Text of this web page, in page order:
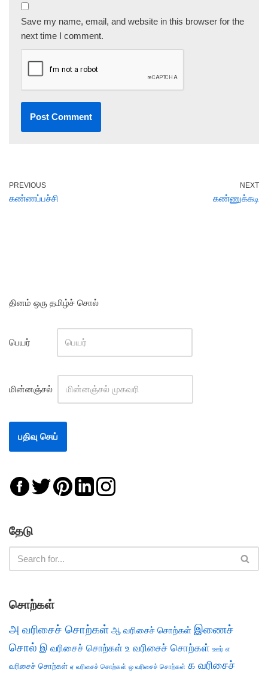
Save my name, email, and website in this browser for the
next time I comment.
PREVIOUS
கண்ணப்பச்சி
NEXT
கண்ணுக்கடி
தினம் ஒரு தமிழ்ச் சொல்
பெயர்
மின்னஞ்சல்
தேடு
சொற்கள்
அ வரிசைச் சொற்கள் ஆ வரிசைச் சொற்கள் இணைச்
சொல் இ வரிசைச் சொற்கள் உ வரிசைச் சொற்கள் ஊர் எ
வரிசைச் சொற்கள் ஏ வரிசைச் சொற்கள் ஒ வரிசைச் சொற்கள் க வரிசைச்